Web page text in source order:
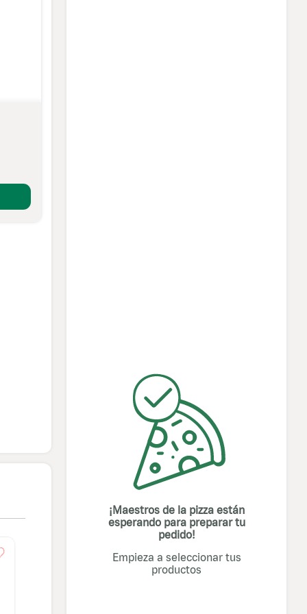
¡Maestros de la pizza están
esperando para preparar tu
pedido!
Empieza a seleccionar tus
productos